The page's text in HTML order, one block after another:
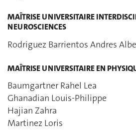
MAÎTRISE UNIVERSITAIRE
NEUROSCIENCES
Rodriguez Barrientos Andres
MAÎTRISE UNIVERSITAIRE EN
Baumgartner Rahel Lea
Ghanadian Louis-Philippe
Hajian Zahra
Martinez Loris